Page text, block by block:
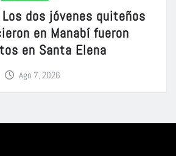
Los dos jóvenes quiteños
en Manabí fueron
en Santa Elena
Ago 7, 2026